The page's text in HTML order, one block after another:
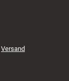
Versand